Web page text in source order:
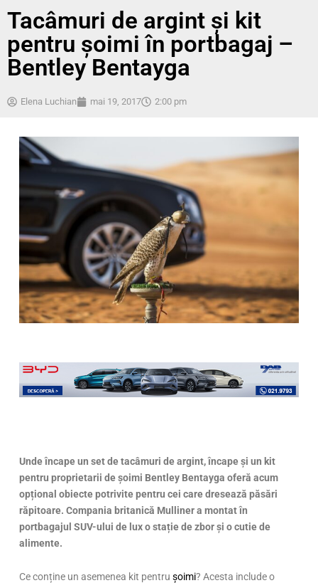
Tacâmuri de argint și kit
pentru șoimi în portbagaj –
Bentley Bentayga
Elena Luchian mai 19, 2017 2:00 pm
Unde încape un set de tacâmuri de argint, încape și un kit
pentru proprietarii de șoimi Bentley Bentayga oferă acum
opțional obiecte potrivite pentru cei care dresează păsări
răpitoare. Compania britanică Mulliner a montat în
portbagajul SUV-ului de lux o stație de zbor și o cutie de
alimente.
Ce conține un asemenea kit pentrușoimi? Acesta include o